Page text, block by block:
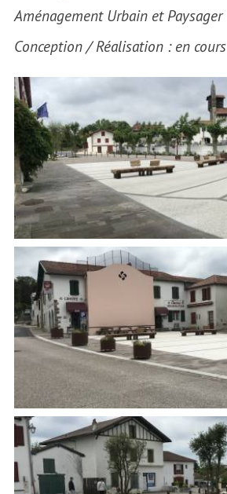
Aménagement Urbain et Paysager
Conception / Réalisation : en cours